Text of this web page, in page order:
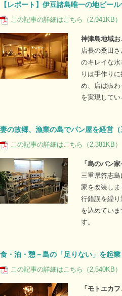
【レポート】伊豆諸島唯一の地ビー
この記事の詳細はこちら（2,941KB）
神津島地域
店長の桑田
のキレイな
りは手作り
め、店は賑
を実現してい
妻の故郷、漁業の島でパン屋を経営（
この記事の詳細はこちら（2,381KB）
「島のパン
三重県答志
家を改装し
行錯誤を繰
を込めてい
す。
食・泊・憩－島の「足りない」を起業
この記事の詳細はこちら（2,540KB）
「モトエカ